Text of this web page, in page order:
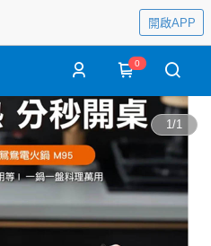
開啟APP
0
1/1